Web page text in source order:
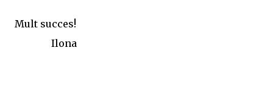
Mult succes!
Ilona